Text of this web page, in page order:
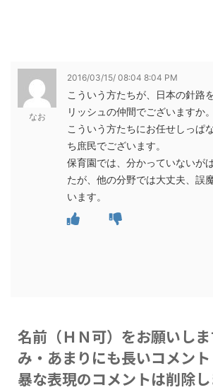
なお
2016/03/15/ 08:04 8:04 PM
こういう方たちが、日本の針路
リッシュの仲間でございますか。
こういう方たちにお任せしっぱ
ち庶民でございます。
保育園では、分かっていないが
たが、他の分野では大丈夫、誤
います。
名前（ＨＮ可）をお願いし
み・あまりにも長いコメン
暴な表現のコメントは削除し